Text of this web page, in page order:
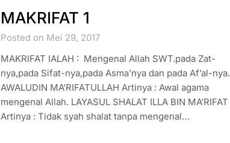
MAKRIFAT 1
Posted on Mei 29, 2017
MAKRIFAT IALAH : Mengenal Allah SWT.pada Zat-
nya,pada Sifat-nya,pada Asma’nya dan pada Af’al-nya.
AWALUDIN MA’RIFATULLAH Artinya : Awal agama
mengenal Allah. LAYASUL SHALAT ILLA BIN MA’RIFAT
Artinya : Tidak syah shalat tanpa mengenal…